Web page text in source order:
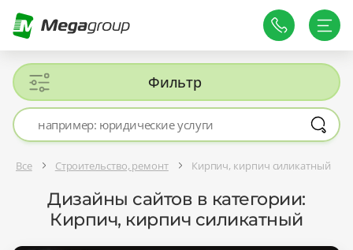
Фильтр
Все Строительство, ремонт Кирпич, кирпич силикатный
Дизайны сайтов в категории:
Кирпич, кирпич силикатный